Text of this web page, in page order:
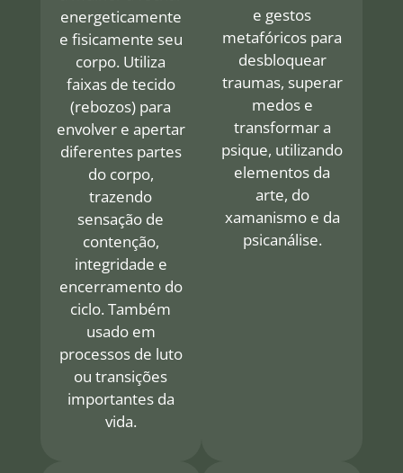
energeticamente
e fisicamente seu
corpo. Utiliza
faixas de tecido
(rebozos) para
envolver e apertar
diferentes partes
do corpo,
trazendo
sensação de
contenção,
integridade e
encerramento do
ciclo. Também
usado em
processos de luto
ou transições
importantes da
vida.
e gestos
metafóricos para
desbloquear
traumas, superar
medos e
transformar a
psique, utilizando
elementos da
arte, do
xamanismo e da
psicanálise.